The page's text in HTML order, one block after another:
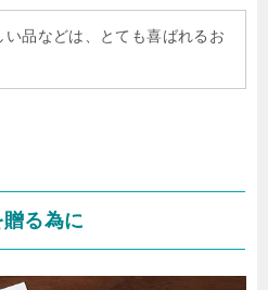
い品などは、とても喜ばれるお
る為に